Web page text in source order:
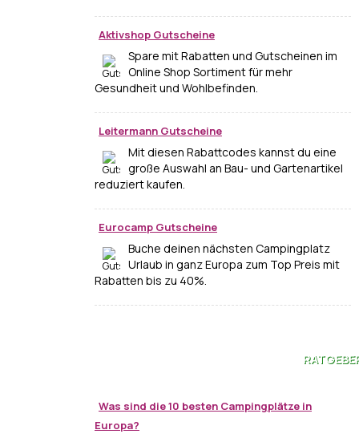
Aktivshop Gutscheine
Spare mit Rabatten und Gutscheinen im
Online Shop Sortiment für mehr
Gesundheit und Wohlbefinden.
Leitermann Gutscheine
Mit diesen Rabattcodes kannst du eine
große Auswahl an Bau- und Gartenartikel
reduziert kaufen.
Eurocamp Gutscheine
Buche deinen nächsten Campingplatz
Urlaub in ganz Europa zum Top Preis mit
Rabatten bis zu 40%.
Was sind die 10 besten Campingplätze in
Europa?